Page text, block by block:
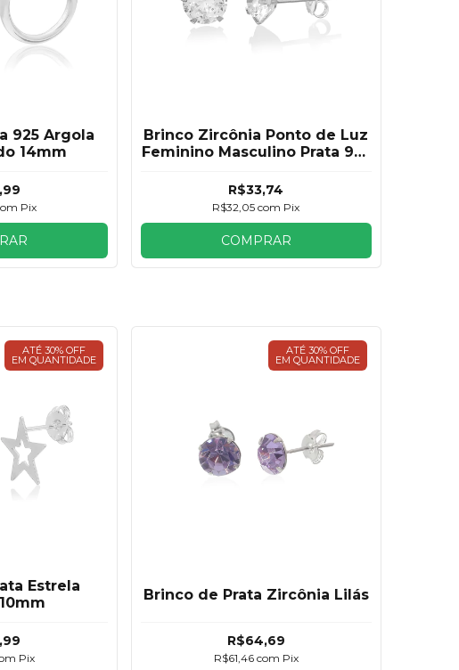
925 Argola
14mm
Pix
Brinco Zircônia Ponto de Luz
Feminino Masculino Prata 925
R$33,74
R$32,05com Pix
COMPRAR
ATÉ 30% OFF
EM QUANTIDADE
Estrela
Pix
ATÉ 30% OFF
EM QUANTIDADE
Brinco de Prata Zircônia Lilás
R$64,69
R$61,46 com Pix